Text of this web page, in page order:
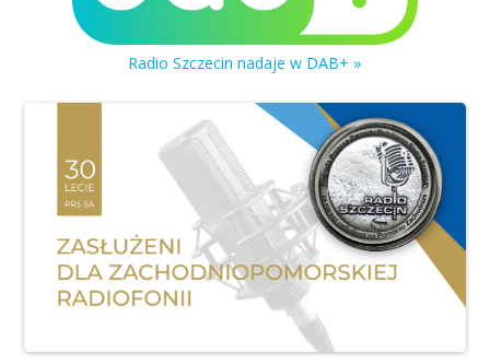
Radio Szczecin nadaje w DAB+ »